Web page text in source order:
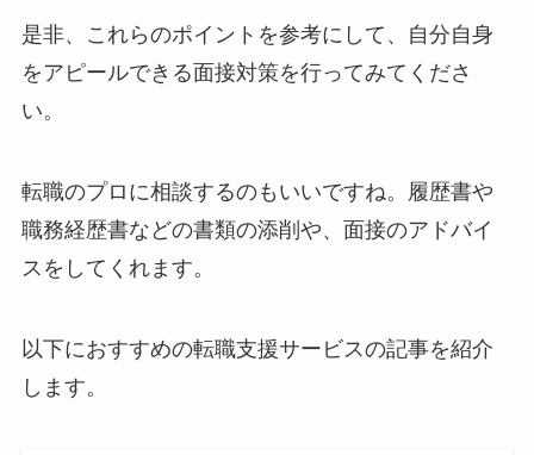
是非、これらのポイントを参考にして、自分自身
をアピールできる面接対策を行ってみてくださ
い。
転職のプロに相談するのもいいですね。履歴書や
職務経歴書などの書類の添削や、面接のアドバイ
スをしてくれます。
以下におすすめの転職支援サービスの記事を紹介
します。